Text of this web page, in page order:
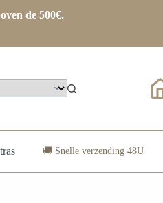
de 500€.
🚚 Snelle verzending 48U